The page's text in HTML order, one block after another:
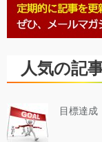
人気の記
目標達成